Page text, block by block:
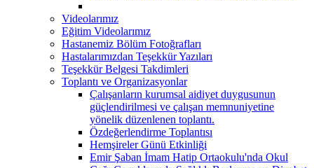
Videolarımız
Eğitim Videolarımız
Hastanemiz Bölüm Fotoğrafları
Hastalarımızdan Teşekkür Yazıları
Teşekkür Belgesi Takdimleri
Toplantı ve Organizasyonlar
Çalışanların kurumsal aidiyet duygusunun
güçlendirilmesi ve çalışan memnuniyetine
yönelik düzenlenen toplantı.
Özdeğerlendirme Toplantısı
Hemşireler Günü Etkinliği
Emir Şaban İmam Hatip Ortaokulu'nda Okul